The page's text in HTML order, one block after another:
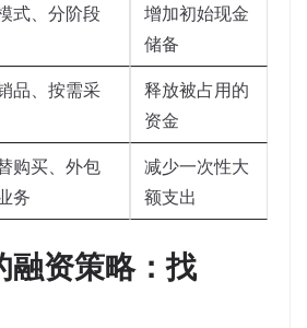
式、分阶段
增加初始现金
储备
品、按需采
释放被占用的
资金
购买、外包
务
减少一次性大
额支出
融资策略：找